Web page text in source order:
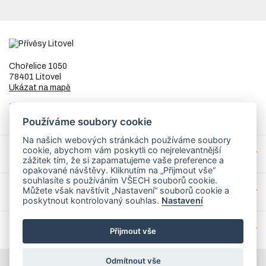
Chořelice 1050
78401 Litovel
Ukázat na mapě
IČ
DIČCZ8253255307
Přívěsy a náhradní díly
Servis
Mohlo by Vás zajímat
Používáme soubory cookie
Na našich webových stránkách používáme soubory
cookie, abychom vám poskytli co nejrelevantnější
zážitek tím, že si zapamatujeme vaše preference a
opakované návštěvy. Kliknutím na „Přijmout vše“
souhlasíte s používáním VŠECH souborů cookie.
Můžete však navštívit „Nastavení“ souborů cookie a
poskytnout kontrolovaný souhlas. Nastavení
Přijmout vše
Odmítnout vše